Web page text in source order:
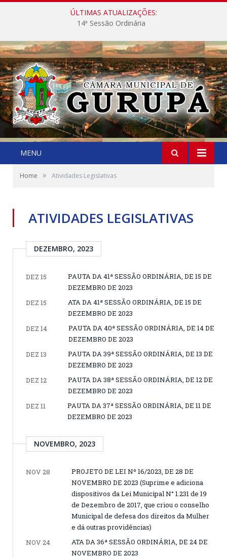
ÚLTIMAS ATUALIZAÇÕES:
14ª Sessão Ordinária
MENU
Home » Atividades Legislativas
ATIVIDADES LEGISLATIVAS
DEZEMBRO, 2023
DEZ 15
PAUTA DA 41ª SESSÃO ORDINÁRIA, DE 15 DE
DEZEMBRO DE 2023
DEZ 15
ATA DA 41ª SESSÃO ORDINÁRIA, DE 15 DE
DEZEMBRO DE 2023
DEZ 14
PAUTA DA 40ª SESSÃO ORDINÁRIA, DE 14 DE
DEZEMBRO DE 2023
DEZ 13
PAUTA DA 39ª SESSÃO ORDINÁRIA, DE 13 DE
DEZEMBRO DE 2023
DEZ 12
PAUTA DA 38ª SESSÃO ORDINÁRIA, DE 12 DE
DEZEMBRO DE 2023
DEZ 11
PAUTA DA 37ª SESSÃO ORDINÁRIA, DE 11 DE
DEZEMBRO DE 2023
NOVEMBRO, 2023
NOV 28
PROJETO DE LEI Nº 16/2023, DE 28 DE
NOVEMBRO DE 2023 (Suprime e adiciona
dispositivos da Lei Municipal N° 1.231 de 19
de Dezembro de 2017, que criou o conselho
Municipal de defesa dos direitos da Mulher
e dá outras providências)
NOV 24
ATA DA 36ª SESSÃO ORDINÁRIA, DE 24 DE
NOVEMBRO DE 2023